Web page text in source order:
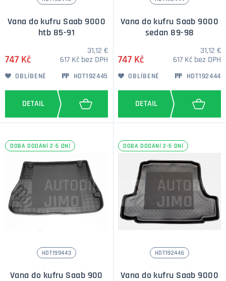
Vana do kufru Saab 9000
htb 85-91
747 Kč
31,12 €
617 Kč bez DPH
OBLÍBENÉ HDT192445
Vana do kufru Saab 9000
sedan 89-98
747 Kč
31,12 €
617 Kč bez DPH
OBLÍBENÉ HDT192444
DOBA DODÁNÍ 2-5 DNÍ
HDT199443
Vana do kufru Saab 900
DOBA DODÁNÍ 2-5 DNÍ
HDT192446
Vana do kufru Saab 9000